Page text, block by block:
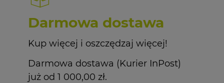
Darmowa dostawa
Kup więcej i oszczędzaj więcej!
Darmowa dostawa (Kurier InPost)
już od 1 000,00 zł.